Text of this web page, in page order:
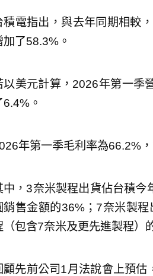
積電指出，與去年同期相較
加了58.3%。
以美元計算，2026年第一季
6.4%。
年第一季毛利率為66.2%
中，3奈米製程出貨佔台積今
銷售金額的36%；7奈米製
（包含7奈米及更先進製程）
顧先前公司1月法說會上預